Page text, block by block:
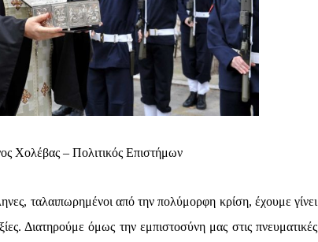
Χολέβας – Πολιτικός Επιστήμων
ταλαιπωρημένοι από την πολύμορφη κρίση, έχουμε γίνει
Διατηρούμε όμως την εμπιστοσύνη μας στις πνευματικές